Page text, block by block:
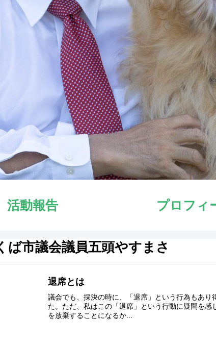
活動報告 プロフィ
お問い合わせ
市議会議員五頭やすまさ
退席とは
議会でも、採決の時に、「退席」という行為もあ
た。ただ、私はこの「退席」という行動に疑問を
を放棄することになるか...